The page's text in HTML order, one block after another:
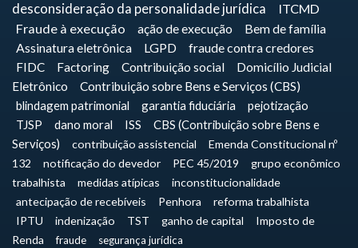
desconsideração da personalidade jurídica
ITCMD
Fraude à execução
ação de execução
Bem de família
Assinatura eletrônica
LGPD fraude contra credores
FIDC Factoring Contribuição social
Domicílio Judicial
Eletrônico
Contribuição sobre Bens e Serviços (CBS)
blindagem patrimonial
garantia fiduciária
pejotização
TJSP
dano moral ISS
CBS (Contribuição sobre Bens e
Serviços)
contribuição assistencial
Emenda Constitucional nº
132
notificação do devedor PEC 45/2019
grupo econômico
trabalhista
medidas atípicas
inconstitucionalidade
antecipação de recebíveis
Penhora
reforma trabalhista
IPTU
indenização TST ganho de capital
Imposto de
Renda
fraude segurança jurídica